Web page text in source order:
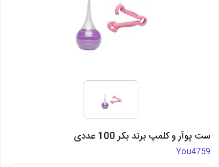
ست پوآر و کلمپ برند بکر 100 عددی
You4759